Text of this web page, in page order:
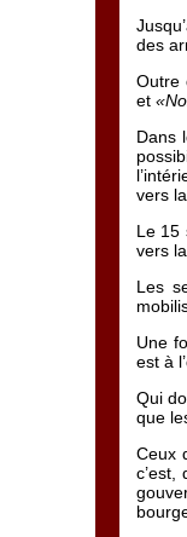
des
Outre
et
Dans
vers
Le 15
vers
Les
Une
est à
Qui
que
Ceux